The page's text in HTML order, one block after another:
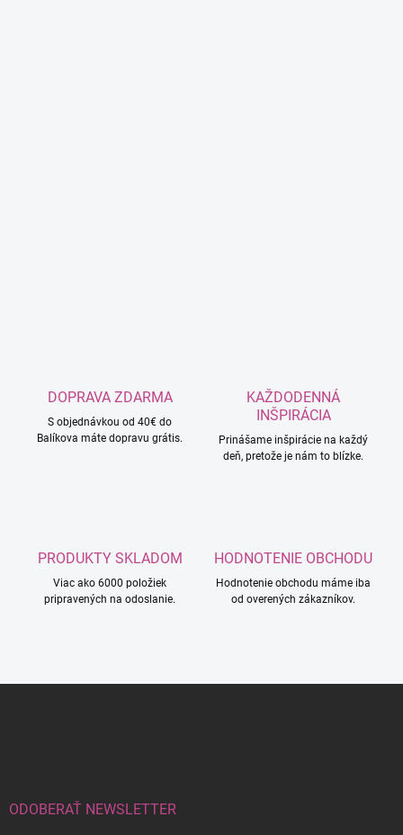
DOPRAVA ZDARMA
S objednávkou od 40€ do
Balíkova máte dopravu grátis.
KAŽDODENNÁ
INŠPIRÁCIA
Prinášame inšpirácie na každý
deň, pretože je nám to blízke.
PRODUKTY SKLADOM
Viac ako 6000 položiek
pripravených na odoslanie.
HODNOTENIE OBCHODU
Hodnotenie obchodu máme iba
od overených zákazníkov.
ODOBERAŤ NEWSLETTER